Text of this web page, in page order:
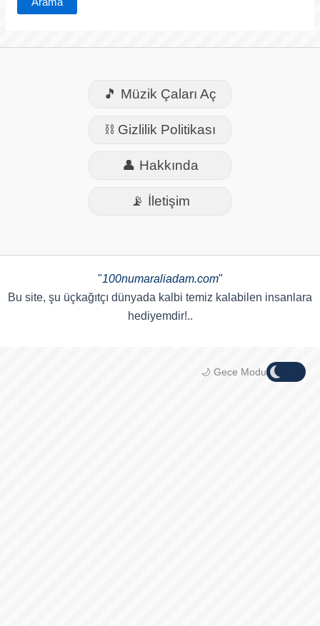
🎵 Müzik Çaları Aç
⛓️ Gizlilik Politikası
👤 Hakkında
📡 İletişim
"100numaraliadam.com"
Bu site, şu üçkağıtçı dünyada kalbi temiz kalabilen insanlara
hediyemdir!..
🌙 Gece Modu